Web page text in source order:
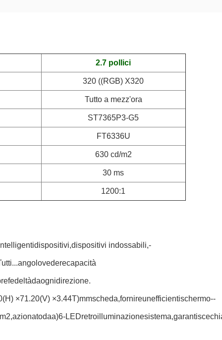
2.7 pollici
320 ((RGB) X320
Tutto a mezz'ora
ST7365P3-G5
FT6336U
630 cd/m2
30 ms
1200:1
dispositivi,dispositivi indossabili,-
angolovederecapacità
fedeltàdaognidirezione.
H) ×71.20(V) ×3.44T)mmscheda,fornireunefficientischermo--
m2,azionatodaa)6-LEDretroilluminazionesistema,garantisce